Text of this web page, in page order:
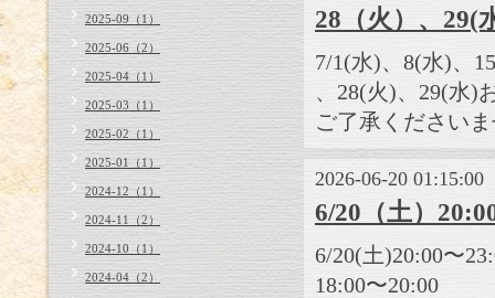
28（火）、29(
7/1(水)、8(水)、
、28(火)、29(水)
ご了承ください
2026-06-20 01:15:00
6/20（土）
6/20(土)20:00〜
18:00〜20:00
2025-09（1）
2025-06（2）
2025-04（1）
2025-03（1）
2025-02（1）
2025-01（1）
2024-12（1）
2024-11（2）
2024-10（1）
2024-04（2）